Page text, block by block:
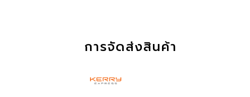
การจัดส่งสินค้า